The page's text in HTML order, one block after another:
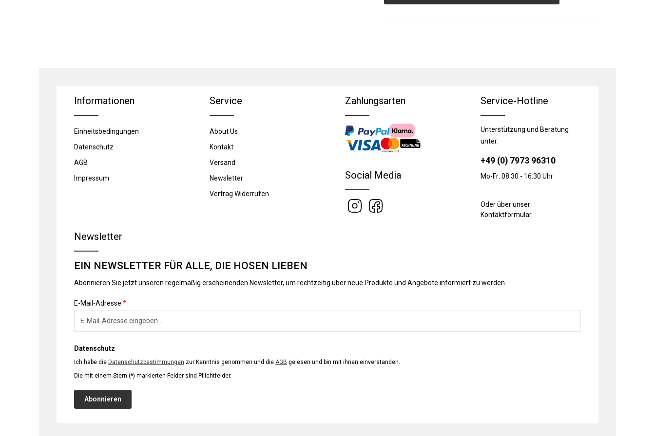
Informationen
Einheitsbedingungen
Datenschutz
AGB
Impressum
Service
About Us
Kontakt
Versand
Newsletter
Vertrag Widerrufen
Zahlungsarten
Social Media
Service-Hotline
Unterstützung und Beratung
unter:
+49 (0) 7973 96310
Mo-Fr: 08:30 - 16:30 Uhr
Oder über unser
Kontaktformular.
Newsletter
EIN NEWSLETTER FÜR ALLE, DIE HOSEN LIEBEN
Abonnieren Sie jetzt unseren regelmäßig erscheinenden Newsletter, um rechtzeitig über neue Produkte und Angebote informiert zu werden.
E-Mail-Adresse *
Datenschutz
Ich habe die Datenschutzbestimmungen zur Kenntnis genommen und die AGB gelesen und bin mit ihnen einverstanden.
Die mit einem Stern (*) markierten Felder sind Pflichtfelder.
Abonnieren